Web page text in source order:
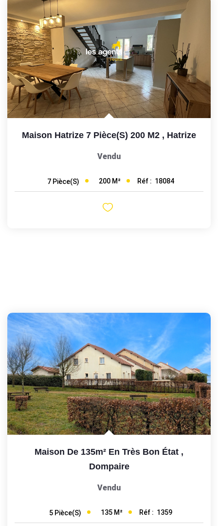
Maison Hatrize 7 Pièce(s) 200 M2 , Hatrize
Vendu
7 Pièce(s) 200 M² Réf : 18084
Maison De 135m² En Très Bon État ,
Dompaire
Vendu
5 Pièce(s) 135 M² Réf : 1359